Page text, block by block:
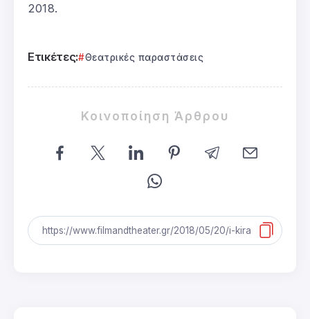
2018.
Ετικέτες: Θεατρικές παραστάσεις
Κοινοποίηση Άρθρου